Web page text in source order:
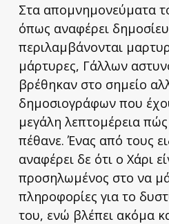
Στα απομνημονεύματα
όπως αναφέρει
περιλαμβάνονται
μάρτυρες, Γάλλων
βρέθηκαν στο σημείο
δημοσιογράφων που
μεγάλη λεπτομέρεια πώς
πέθανε. Ένας από τους
αναφέρει δε ότι ο Χάρι
προσηλωμένος στο να
πληροφορίες για το
του, ενώ βλέπει ακόμα